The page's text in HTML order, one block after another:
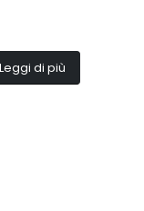
Leggi di più